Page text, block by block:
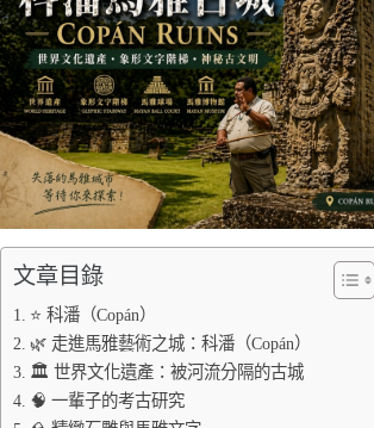
文章目錄
⭐ 科潘（Copán）
🌿 走進馬雅藝術之城：科潘（Copán）
🏛️ 世界文化遺產：被河流分隔的古城
🧠 一輩子的考古研究